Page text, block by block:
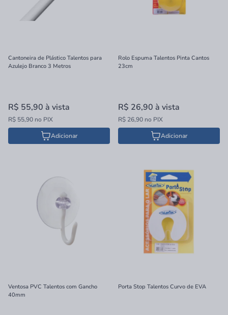
Cantoneira de Plástico Talentos para
Azulejo Branco 3 Metros
R$ 55,90 à vista
R$ 55,90 no PIX
Adicionar
Rolo Espuma Talentos Pinta Cantos
23cm
R$ 26,90 à vista
R$ 26,90 no PIX
Adicionar
Ventosa PVC Talentos com Gancho
40mm
Porta Stop Talentos Curvo de EVA